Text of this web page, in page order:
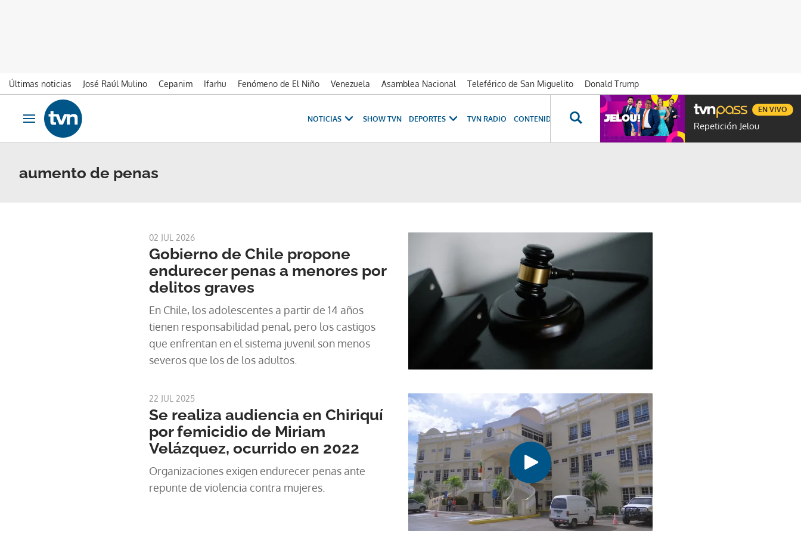
Últimas noticias José Raúl Mulino Cepanim Ifarhu Fenómeno de El Niño Venezuela Asamblea Nacional Teleférico de San Miguelito
Donald Trump
Ir al contenido
Obrir navegació
NOTICIAS SHOW TVN DEPORTES TVN RADIO CONTENIDOS ESPECIALES NOVELAS PROGRAMAS GENTE TVN
Repetición Jelou
EN VIVO
aumento de penas
02 JUL 2026
Gobierno de Chile propone
endurecer penas a menores por
delitos graves
En Chile, los adolescentes a partir de 14 años
tienen responsabilidad penal, pero los castigos
que enfrentan en el sistema juvenil son menos
severos que los de los adultos.
22 JUL 2025
Se realiza audiencia en Chiriquí
por femicidio de Miriam
Velázquez, ocurrido en 2022
Organizaciones exigen endurecer penas ante
repunte de violencia contra mujeres.